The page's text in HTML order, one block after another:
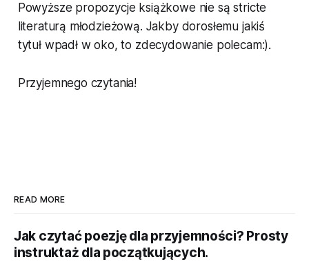
Powyższe propozycje książkowe nie są stricte
literaturą młodzieżową. Jakby dorosłemu jakiś
tytuł wpadł w oko, to zdecydowanie polecam:).
Przyjemnego czytania!
READ MORE
Jak czytać poezję dla przyjemności? Prosty
instruktaż dla początkujących.